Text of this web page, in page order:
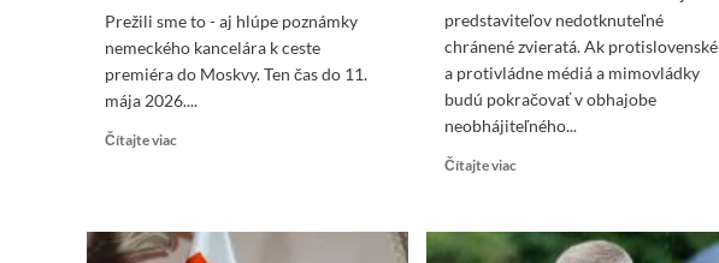
Prežili sme to - aj hlúpe poznámky
nemeckého kancelára k ceste
premiéra do Moskvy. Ten čas do 11.
mája 2026....
Čítajte viac
sme
to
predstaviteľov nedotknuteľné
chránené zvieratá. Ak protislovenské
a protivládne médiá a mimovládky
budú pokračovať v obhajobe
neobhájiteľného...
Čítajte viac
Fico:
Média